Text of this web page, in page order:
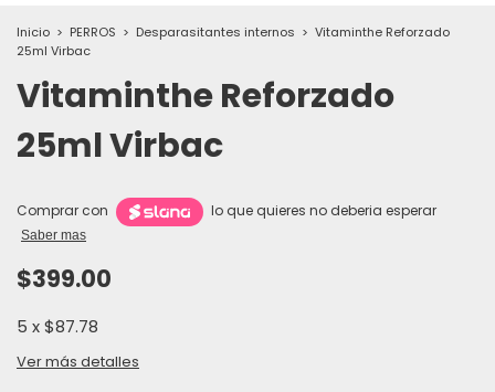
Inicio > PERROS > Desparasitantes internos > Vitaminthe Reforzado
25ml Virbac
Vitaminthe Reforzado
25ml Virbac
Comprar con lo que quieres no deberia esperar
Saber mas
$399.00
5 x$87.78
Ver más detalles